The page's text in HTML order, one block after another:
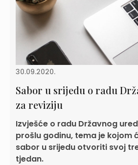
30.09.2020.
Sabor u srijedu o radu
za reviziju
Izvješće o radu Državnog
prošlu godinu, tema je kojom
sabor u srijedu otvoriti svoj
tjedan.